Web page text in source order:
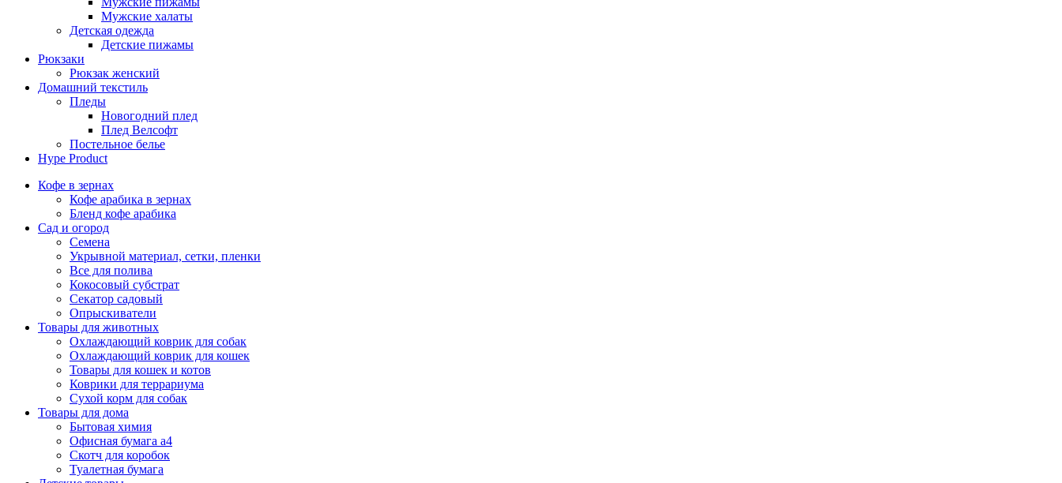
Мужские халаты
Детская одежда
Детские пижамы
Рюкзаки
Рюкзак женский
Домашний текстиль
Пледы
Новогодний плед
Плед Велсофт
Постельное белье
Hype Product
Кофе в зернах
Кофе арабика в зернах
Бленд кофе арабика
Сад и огород
Семена
Укрывной материал, сетки, пленки
Все для полива
Кокосовый субстрат
Секатор садовый
Опрыскиватели
Товары для животных
Охлаждающий коврик для собак
Охлаждающий коврик для кошек
Товары для кошек и котов
Коврики для террариума
Сухой корм для собак
Товары для дома
Бытовая химия
Офисная бумага а4
Скотч для коробок
Туалетная бумага